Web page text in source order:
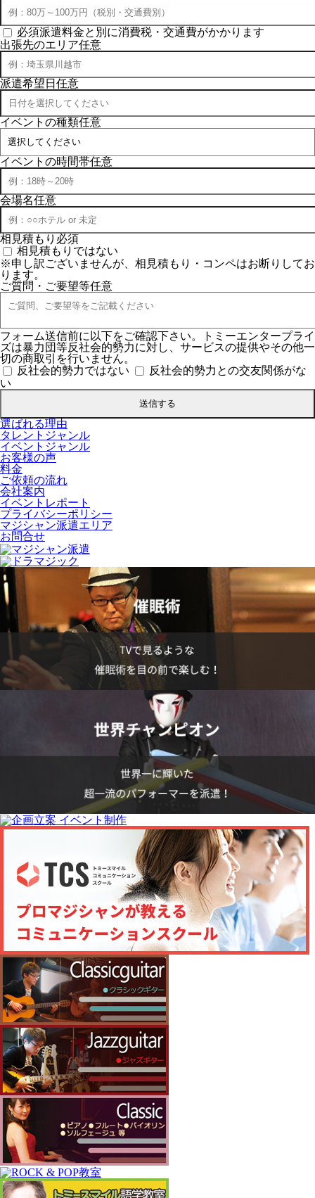
必須派遣料金と別に消費税・交通費がかかります
出張先のエリア任意
派遣希望日 任意
イベントの種類任意
イベントの時間帯任意
会場名任意
相見積もり 必須
相見積もりではない
※申し訳ございませんが、相見積もり・コンペはお断りしてお
ります。
ご質問・ご要望等任意
フォーム送信前に以下をご確認下さい。トミーエンタープライ
ズは暴力団等反社会的勢力に対し、サービスの提供やその他一
切の商取引を行いません。
反社会的勢力ではない
反社会的勢力との交友関係がな
い
選ばれる理由
タレントジャンル
イベントジャンル
お客様の声
料金
ご依頼の流れ
会社案内
イベントレポート
プライバシーポリシー
マジシャン派遣エリア
お問合せ